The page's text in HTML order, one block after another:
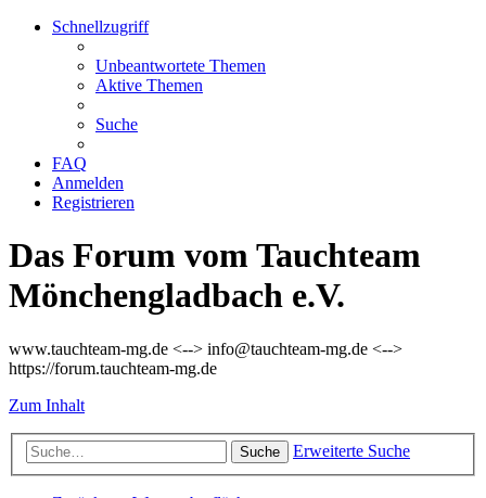
Schnellzugriff
Unbeantwortete Themen
Aktive Themen
Suche
FAQ
Anmelden
Registrieren
Das Forum vom Tauchteam
Mönchengladbach e.V.
www.tauchteam-mg.de <--> info@tauchteam-mg.de <-->
https://forum.tauchteam-mg.de
Zum Inhalt
Suche Erweiterte Suche